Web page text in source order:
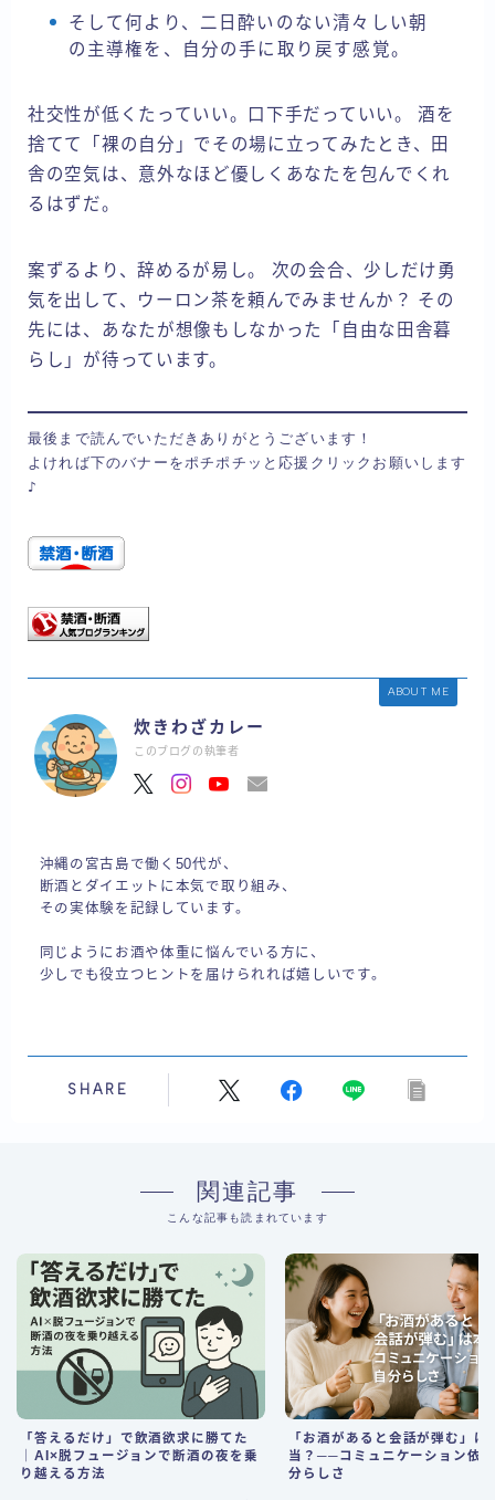
そして何より、二日酔いのない清々しい朝
の主導権を、自分の手に取り戻す感覚。
社交性が低くたっていい。口下手だっていい。 酒を
捨てて「裸の自分」でその場に立ってみたとき、田
舎の空気は、意外なほど優しくあなたを包んでくれ
るはずだ。
案ずるより、辞めるが易し。 次の会合、少しだけ勇
気を出して、ウーロン茶を頼んでみませんか？ その
先には、あなたが想像もしなかった「自由な田舎暮
らし」が待っています。
最後まで読んでいただきありがとうございます！
よければ下のバナーをポチポチッと応援クリックお願いします
♪
ABOUT ME
炊きわざカレー
このブログの執筆者
沖縄の宮古島で働く50代が、
断酒とダイエットに本気で取り組み、
その実体験を記録しています。
同じようにお酒や体重に悩んでいる方に、
少しでも役立つヒントを届けられれば嬉しいです。
SHARE
関連記事
こんな記事も読まれています
「答えるだけ」で飲酒欲求に勝てた
｜AI×脱フュージョンで断酒の夜を乗
り越える方法
「お酒があると会話が弾む」は
当？──コミュニケーション依
分らしさ